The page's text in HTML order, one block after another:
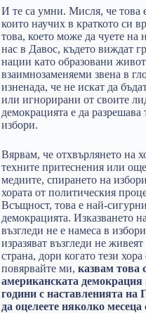
И те са умни. Мисля, че това
които научих в краткото си
това, което може да чуете на
нас в Давос, където виждат
нации като образовани
взаимнозаменяеми звена в
изненада, че не искат да
или игнорирани от своите
демокрацията е да
избори.
Вярвам, че отхвърлянето на
техните притеснения или
медиите, спирането на
хората от политическия
Всъщност, това е най-
демокрацията. Изказването
възгледи не е намеса в
изразяват възгледи не
страна, дори когато тези
повярвайте ми, казвам това
американската демокрация
години с наставленията на
да оцелеете няколко